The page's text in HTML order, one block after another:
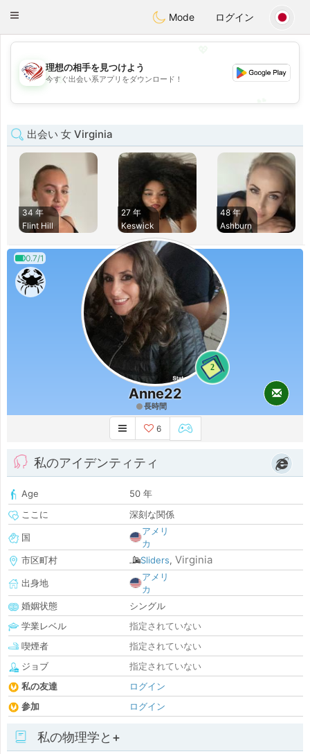
StatesDating
Toggle
Mode ログイン
💖
💕
理想の相手を見つけよう
今すぐ出会い系アプリをダウンロード！
出会い 女 Virginia
34 年
Flint Hill
27 年
Keswick
48 年
Ashburn
0.7/1
2
Anne22
長時間
6
私のアイデンティティ
Age
50 年
ここに
深刻な関係
国
アメリ
カ
市区町村
Sliders, Virginia
出身地
アメリ
カ
婚姻状態
シングル
学業レベル
指定されていない
喫煙者
指定されていない
ジョブ
指定されていない
私の友達
ログイン
参加
ログイン
私の物理学と+